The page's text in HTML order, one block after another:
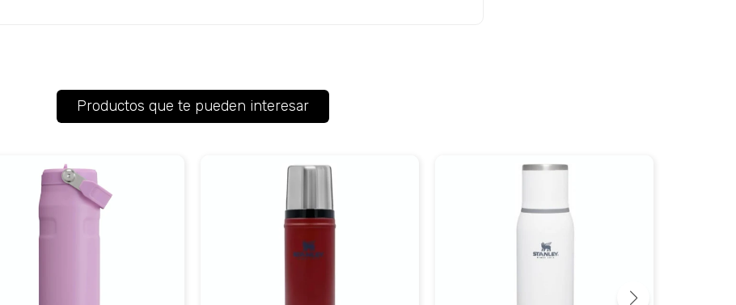
Productos que te pueden interesar